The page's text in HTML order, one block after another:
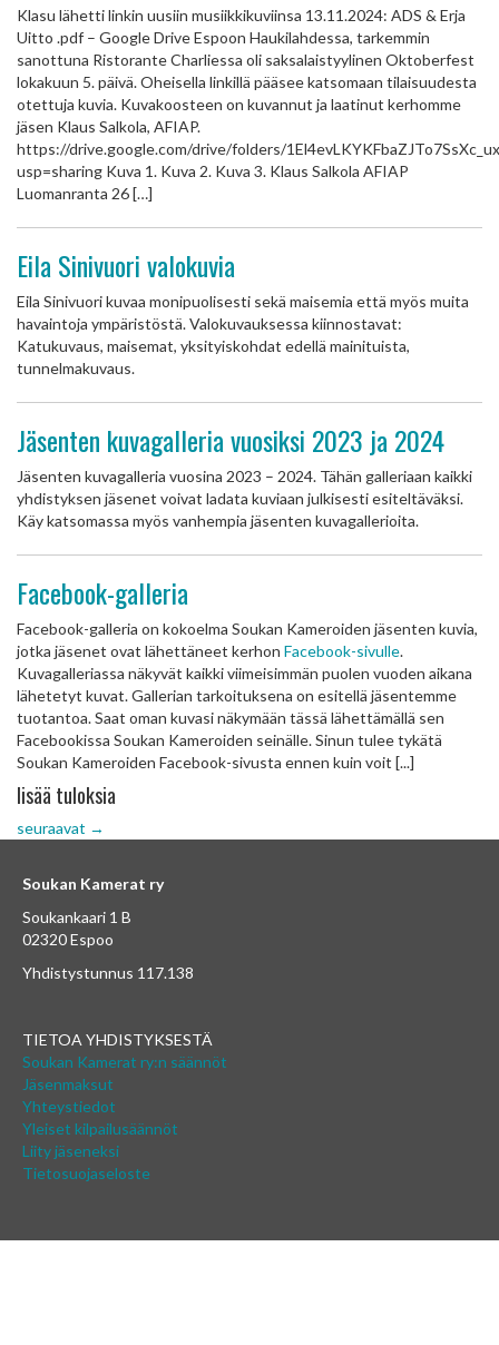
Klasu lähetti linkin uusiin musiikkikuviinsa 13.11.2024: ADS & Erja
Uitto .pdf – Google Drive Espoon Haukilahdessa, tarkemmin
sanottuna Ristorante Charliessa oli saksalaistyylinen Oktoberfest
lokakuun 5. päivä. Oheisella linkillä pääsee katsomaan tilaisuudesta
otettuja kuvia. Kuvakoosteen on kuvannut ja laatinut kerhomme
jäsen Klaus Salkola, AFIAP.
https://drive.google.com/drive/folders/
usp=sharing Kuva 1. Kuva 2. Kuva 3. Klaus Salkola AFIAP
Luomanranta 26 […]
Eila Sinivuori valokuvia
Eila Sinivuori kuvaa monipuolisesti sekä maisemia että myös muita
havaintoja ympäristöstä. Valokuvauksessa kiinnostavat:
Katukuvaus, maisemat, yksityiskohdat edellä mainituista,
tunnelmakuvaus.
Jäsenten kuvagalleria vuosiksi 2023 ja 2024
Jäsenten kuvagalleria vuosina 2023 – 2024. Tähän galleriaan kaikki
yhdistyksen jäsenet voivat ladata kuviaan julkisesti esiteltäväksi.
Käy katsomassa myös vanhempia jäsenten kuvagallerioita.
Facebook-galleria
Facebook-galleria on kokoelma Soukan Kameroiden jäsenten kuvia,
jotka jäsenet ovat lähettäneet kerhon Facebook-sivulle.
Kuvagalleriassa näkyvät kaikki viimeisimmän puolen vuoden aikana
lähetetyt kuvat. Gallerian tarkoituksena on esitellä jäsentemme
tuotantoa. Saat oman kuvasi näkymään tässä lähettämällä sen
Facebookissa Soukan Kameroiden seinälle. Sinun tulee tykätä
Soukan Kameroiden Facebook-sivusta ennen kuin voit [...]
lisää tuloksia
seuraavat →
Soukan Kamerat ry
Soukankaari 1 B
02320 Espoo
Yhdistystunnus 117.138
TIETOA YHDISTYKSESTÄ
Soukan Kamerat ry:n säännöt
Jäsenmaksut
Yhteystiedot
Yleiset kilpailusäännöt
Liity jäseneksi
Tietosuojaseloste